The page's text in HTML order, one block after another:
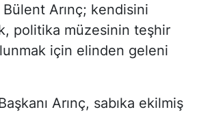
Arınç; kendisini
politika müzesinin teşhir
için elinden geleni
Arınç, sabıka ekilmiş